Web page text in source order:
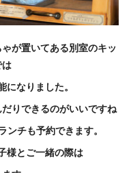
が置いてある別室のキッ
なりました。
りできるのがいいですね
チも予約できます。
様とご一緒の際は